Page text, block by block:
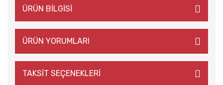
ÜRÜN BİLGİSİ
ÜRÜN YORUMLARI
TAKSİT SEÇENEKLERİ